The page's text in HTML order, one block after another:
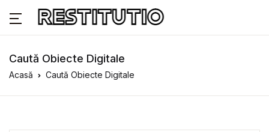
Caută Obiecte Digitale
Acasă Caută Obiecte Digitale